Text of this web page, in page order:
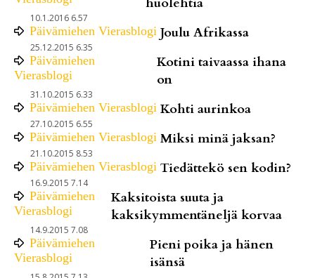
10.1.2016 6.57
Päivämiehen Vierasblogi Joulu Afrikassa
25.12.2015 6.35
Päivämiehen
Vierasblogi
Kotini taivaassa ihana
on
31.10.2015 6.33
Päivämiehen Vierasblogi Kohti aurinkoa
27.10.2015 6.55
Päivämiehen Vierasblogi Miksi minä jaksan?
21.10.2015 8.53
Päivämiehen Vierasblogi Tiedättekö sen kodin?
16.9.2015 7.14
Päivämiehen
Vierasblogi
Kaksitoista suuta ja
kaksikymmentäneljä korvaa
14.9.2015 7.08
Päivämiehen
Vierasblogi
Pieni poika ja hänen
isänsä